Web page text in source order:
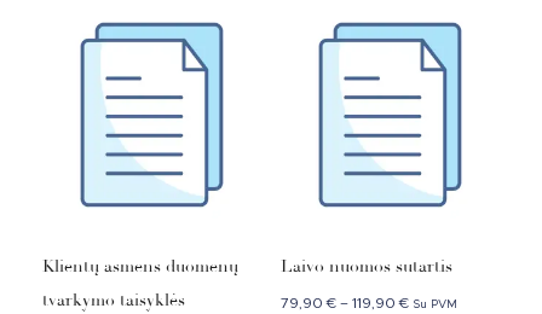
Klientų asmens duomenų
tvarkymo taisyklės
Laivo nuomos sutartis
79,90€ – 119,90€ Su PVM